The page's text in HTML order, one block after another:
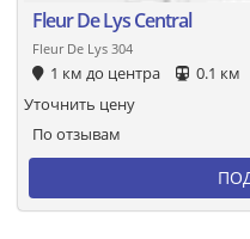
Fleur De Lys Central
Fleur De Lys 304
1 км до центра 0.1 км
По отзывам
Уточнить цену